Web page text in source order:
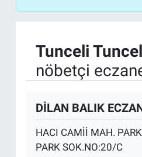
Tunceli
nöbetçi
DİLAN BALIK
HACI CAMİİ MAH.
PARK SOK.NO:20/C